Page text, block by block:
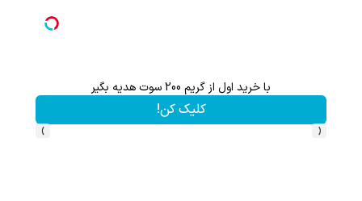
با خرید اول از گریم 200 سوت هدیه بگیر
کلیک کن!
‹
›